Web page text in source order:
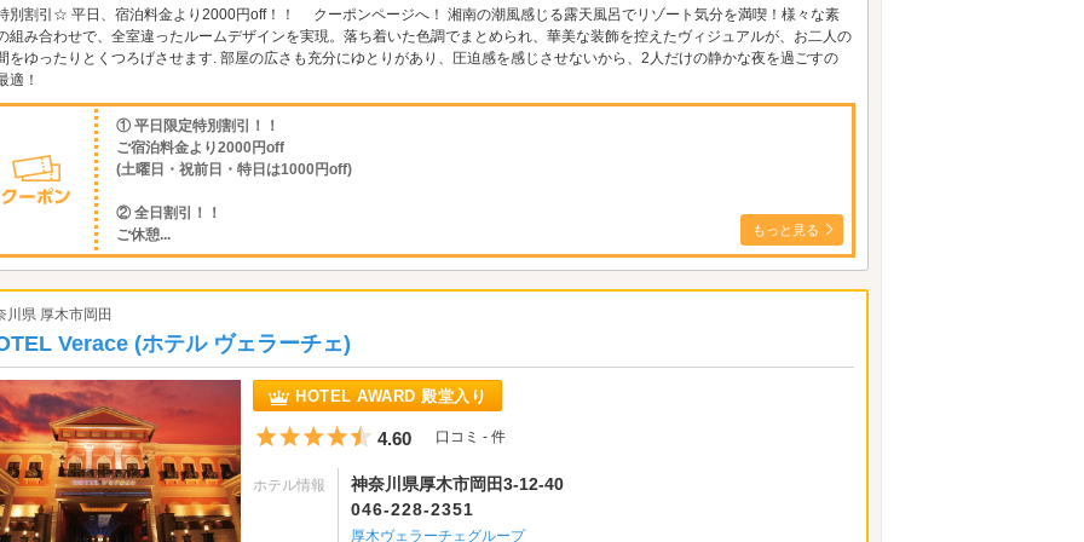
別割引☆ 平日、宿泊料金より2000円off！！ クーポンページへ！ 湘南の潮風感じる露天風呂でリゾート気分を満喫！様々な素
組み合わせで、全室違ったルームデザインを実現。落ち着いた色調でまとめられ、華美な装飾を控えたヴィジュアルが、お二人の
をゆったりとくつろげさせます. 部屋の広さも充分にゆとりがあり、圧迫感を感じさせないから、2人だけの静かな夜を過ごすの
適！
① 平日限定特別割引！！
ご宿泊料金より2000円off
(土曜日・祝前日・特日は1000円off)
② 全日割引！！
ご休憩...
もっと見る
川県 厚木市岡田
Verace (ホテル ヴェラーチェ)
HOTEL AWARD 殿堂入り
5つ星のうち4.5
4.60 口コミ - 件
ホテル情報
神奈川県厚木市岡田3-12-40
046-228-2351
厚木ヴェラーチェグループ